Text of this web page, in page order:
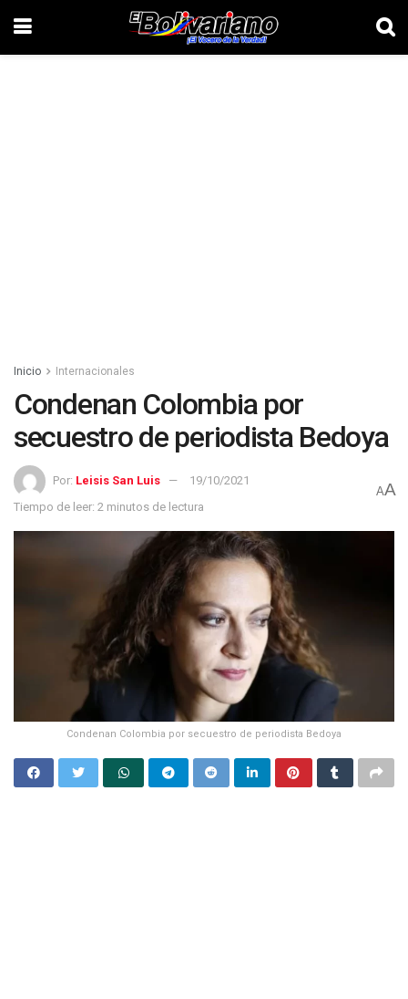
Inicio Internacionales
Condenan Colombia por
secuestro de periodista Bedoya
Por: Leisis San Luis
19/10/2021
Tiempo de leer: 2 minutos de lectura
AA
Condenan Colombia por secuestro de periodista Bedoya